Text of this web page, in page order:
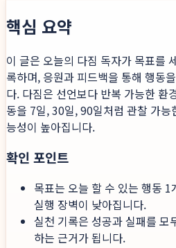
핵심 요약
이 글은 오늘의 다짐 독자가 목표를
록하며, 응원과 피드백을 통해 행동
다. 다짐은 선언보다 반복 가능한 환
동을 7일, 30일, 90일처럼 관찰 가
능성이 높아집니다.
확인 포인트
목표는 오늘 할 수 있는 행동
실행 장벽이 낮아집니다.
실천 기록은 성공과 실패를 모
하는 근거가 됩니다.